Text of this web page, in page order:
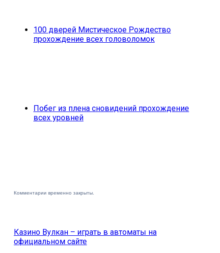
100 дверей Мистическое Рождество
прохождение всех головоломок
Побег из плена сновидений прохождение
всех уровней
Комментарии временно закрыты.
Казино Вулкан – играть в автоматы на
официальном сайте